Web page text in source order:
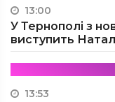
13:00
У Тернополі з
виступить
13:53